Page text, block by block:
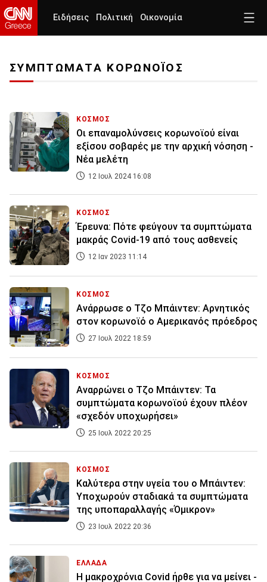
Ειδήσεις Πολιτική Οικονομία
ΣΥΜΠΤΩΜΑΤΑ ΚΟΡΩΝΟΪΟΣ
ΚΟΣΜΟΣ
Οι επαναμολύνσεις κορωνοϊού είναι
εξίσου σοβαρές με την αρχική νόσηση -
Νέα μελέτη
12 Ιουλ 2024 16:08
ΚΟΣΜΟΣ
Έρευνα: Πότε φεύγουν τα συμπτώματα
μακράς Covid-19 από τους ασθενείς
12 Ιαν 2023 11:14
ΚΟΣΜΟΣ
Ανάρρωσε ο Τζο Μπάιντεν: Αρνητικός
στον κορωνοϊό ο Αμερικανός πρόεδρος
27 Ιουλ 2022 18:59
ΚΟΣΜΟΣ
Αναρρώνει ο Τζο Μπάιντεν: Τα
συμπτώματα κορωνοϊού έχουν πλέον
«σχεδόν υποχωρήσει»
25 Ιουλ 2022 20:25
ΚΟΣΜΟΣ
Καλύτερα στην υγεία του ο Μπάιντεν:
Υποχωρούν σταδιακά τα συμπτώματα
της υποπαραλλαγής «Όμικρον»
23 Ιουλ 2022 20:36
ΕΛΛΑΔΑ
Η μακροχρόνια Covid ήρθε για να μείνει -